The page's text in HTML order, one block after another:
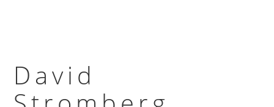
David